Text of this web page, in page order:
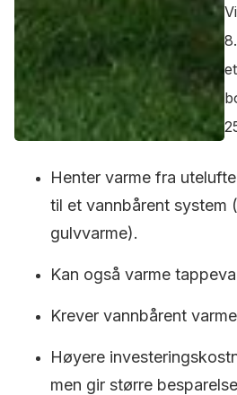
Henter varme fra
til et vannbårent system
gulvvarme).
Kan også varme
Krever vannbårent
Høyere
men gir større